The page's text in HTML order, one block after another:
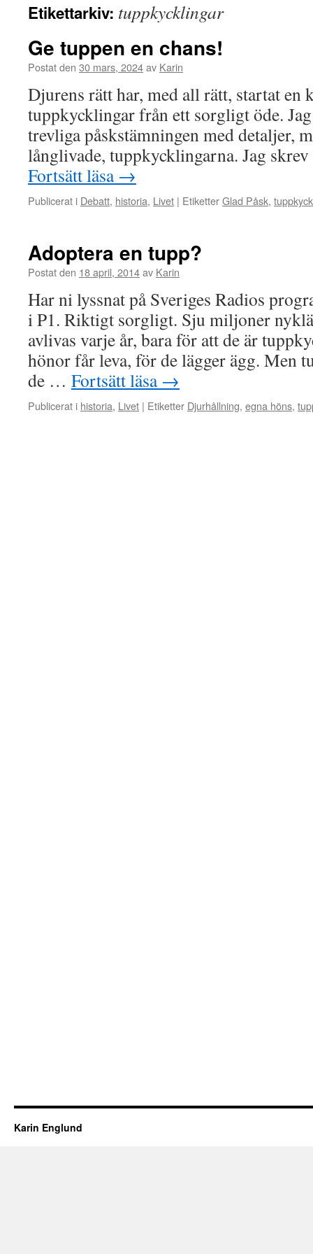
Etikettarkiv: tuppkycklingar
Ge tuppen en chans!
Postat den 30 mars, 2024av Karin
Djurens rätt har, med all rätt, startat en
tuppkycklingar från ett sorgligt öde.
trevliga påskstämningen med detaljer,
långlivade, tuppkycklingarna. Jag
Fortsätt läsa →
Publicerat i Debatt, historia, Livet | EtiketterGlad Påsk,
Adoptera en tupp?
Postat den 18 april, 2014av Karin
Har ni lyssnat på Sveriges Radios
i P1. Riktigt sorgligt. Sju miljoner
avlivas varje år, bara för att de är
hönor får leva, för de lägger ägg. Men
de … Fortsätt läsa →
Publicerat i historia, Livet | Etiketter Djurhållning, egna höns,
Karin Englund